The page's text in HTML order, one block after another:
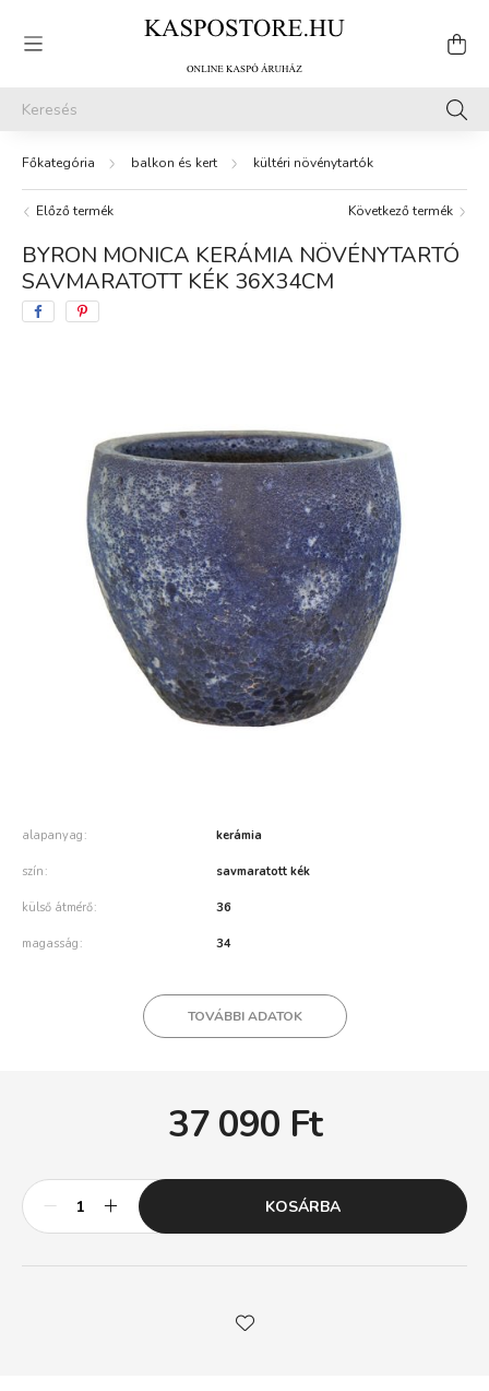
balkon és kert kültéri növénytartók
Előző termék Következő termék
BYRON MONICA KERÁMIA NÖVÉNYTARTÓ
SAVMARATOTT KÉK 36X34CM
alapanyag kerámia
szín savmaratott kék
külső átmérő 36
magasság 34
TOVÁBBI ADATOK
37 090 Ft
KOSÁRBA